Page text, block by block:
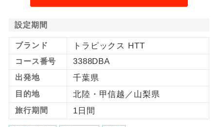
設定期間
ブランド トラピックス HTT
コース番号 3388DBA
出発地 千葉県
目的地 北陸・甲信越／山梨県
旅行期間 1日間
ご夫婦限定
女性限定
女性限定でご参加いただけるコースで
す。
年齢制限あり
ご参加にあたり年齢に制限があるコース
です。
航空会社指定
利用航空会社が指定なので、ご出発の計
画にとても便利です。